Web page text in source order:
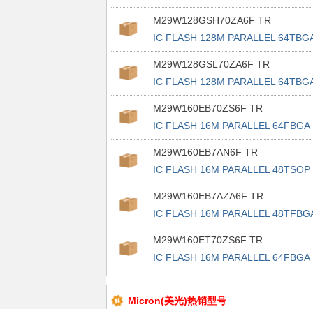
M29W128GSH70ZA6F TR
IC FLASH 128M PARALLEL
M29W128GSL70ZA6F TR
IC FLASH 128M PARALLEL
M29W160EB70ZS6F TR
IC FLASH 16M PARALLEL 64FBGA
M29W160EB7AN6F TR
IC FLASH 16M PARALLEL 48TSOP
M29W160EB7AZA6F TR
IC FLASH 16M PARALLEL
M29W160ET70ZS6F TR
IC FLASH 16M PARALLEL 64FBGA
Micron(美光)热销型号